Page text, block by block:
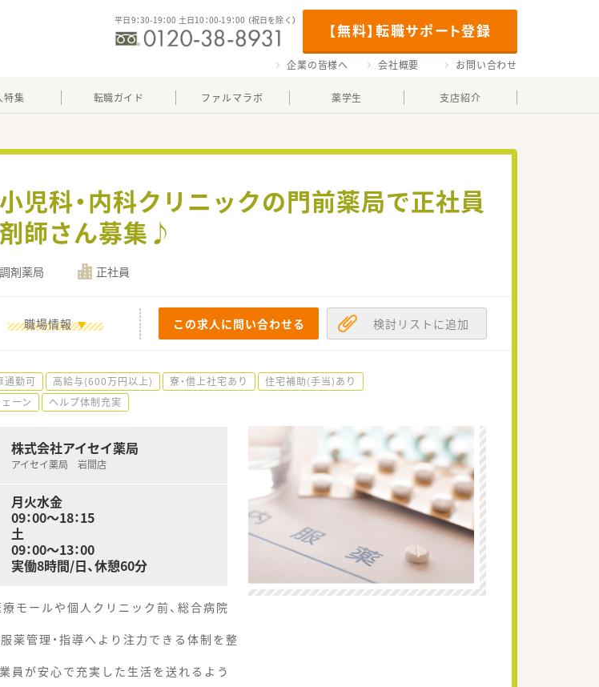
【無料】転職サポート登録
平日9：30-19：00 土日10：00-19：00 （祝日を除く）
企業の皆様へ 会社概要 お問い合わせ
特集 転職ガイド ファルマラボ 薬学生 支店紹介
児科・内科クリニックの門前薬局で正社員
師さん募集♪
調剤薬局 正社員
職場情報 この求人に問い合わせる 検討リストに追加
通勤可 高給与(600万円以上) 寮・借上社宅あり
住宅補助(手当)あり
ーン ヘルプ体制充実
株式会社アイセイ薬局
アイセイ薬局 岩間店
月火水金
09：00～18：15
土
09：00～13：00
実働8時間/日、休憩60分
モールや個人クリニック前、総合病院
薬管理・指導へより注力できる体制を整
員が安心で充実した生活を送れるよう